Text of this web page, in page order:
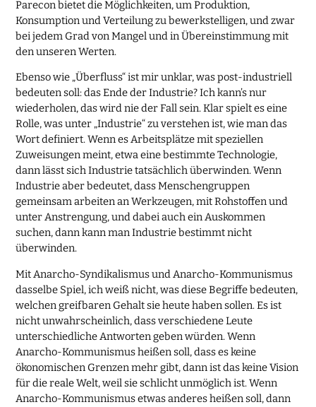
Parecon bietet die Möglichkeiten, um Produktion,
Konsumption und Verteilung zu bewerkstelligen, und zwar
bei jedem Grad von Mangel und in Übereinstimmung mit
den unseren Werten.
Ebenso wie „Überfluss“ ist mir unklar, was post-industriell
bedeuten soll: das Ende der Industrie? Ich kann’s nur
wiederholen, das wird nie der Fall sein. Klar spielt es eine
Rolle, was unter „Industrie“ zu verstehen ist, wie man das
Wort definiert. Wenn es Arbeitsplätze mit speziellen
Zuweisungen meint, etwa eine bestimmte Technologie,
dann lässt sich Industrie tatsächlich überwinden. Wenn
Industrie aber bedeutet, dass Menschengruppen
gemeinsam arbeiten an Werkzeugen, mit Rohstoffen und
unter Anstrengung, und dabei auch ein Auskommen
suchen, dann kann man Industrie bestimmt nicht
überwinden.
Mit Anarcho-Syndikalismus und Anarcho-Kommunismus
dasselbe Spiel, ich weiß nicht, was diese Begriffe bedeuten,
welchen greifbaren Gehalt sie heute haben sollen. Es ist
nicht unwahrscheinlich, dass verschiedene Leute
unterschiedliche Antworten geben würden. Wenn
Anarcho-Kommunismus heißen soll, dass es keine
ökonomischen Grenzen mehr gibt, dann ist das keine Vision
für die reale Welt, weil sie schlicht unmöglich ist. Wenn
Anarcho-Kommunismus etwas anderes heißen soll, dann